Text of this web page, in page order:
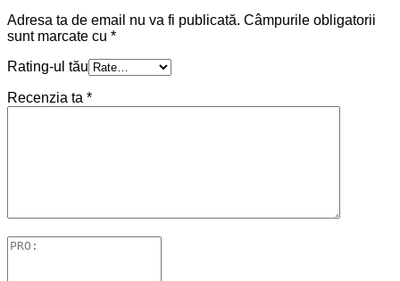
Adresa ta de email nu va fi publicată. Câmpurile obligatorii
sunt marcate cu *
Rating-ul tău
Recenzia ta *